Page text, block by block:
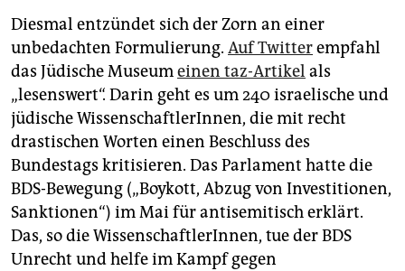
Diesmal entzündet sich der Zorn an einer
unbedachten Formulierung. Auf Twitterempfahl
das Jüdische Museumeinen taz-Artikel als
„lesenswert“. Darin geht es um 240 israelische und
jüdische WissenschaftlerInnen, die mit recht
drastischen Worten einen Beschluss des
Bundestags kritisieren. Das Parlament hatte die
BDS-Bewegung („Boykott, Abzug von Investitionen,
Sanktionen“) im Mai für antisemitisch erklärt.
Das, so die WissenschaftlerInnen, tue der BDS
Unrecht und helfe im Kampf gegen